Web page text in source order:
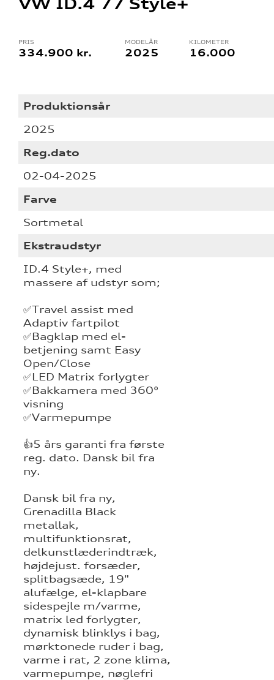
VW ID.4 77 Style+
PRIS
334.900 kr.
MODELÅR
2025
KILOMETER
16.000
Produktionsår
2025
Reg.dato
02-04-2025
Farve
Sortmetal
Ekstraudstyr
ID.4 Style+, med
massere af udstyr som;
✅Travel assist med
Adaptiv fartpilot
✅Bagklap med el-
betjening samt Easy
Open/Close
✅LED Matrix forlygter
✅Bakkamera med 360°
visning
✅Varmepumpe
👍5 års garanti fra første
reg. dato. Dansk bil fra
ny.
Dansk bil fra ny,
Grenadilla Black
metallak,
multifunktionsrat,
delkunstlæderindtræk,
højdejust. forsæder,
splitbagsæde, 19"
alufælge, el-klapbare
sidespejle m/varme,
matrix led forlygter,
dynamisk blinklys i bag,
mørktonede ruder i bag,
varme i rat, 2 zone klima,
varmepumpe, nøglefri